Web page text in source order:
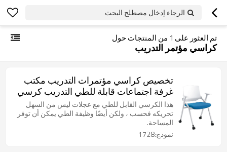
الرجاء إدخال مصطلح البحث
تم العثور على 1 من المنتجات حول
كراسي مؤتمر التدريب
تخصيص كراسي مؤتمرات التدريب مكتب
غرفة اجتماعات قابلة للطي التدريب كرسي
تكويم مع عجلات
هذا الكرسي القابل للطي مع عجلات ليس من السهل
تحريكه فحسب ، ولكن أيضًا وظيفة الطي يمكن أن توفر
المساحة.
نموذج:1728